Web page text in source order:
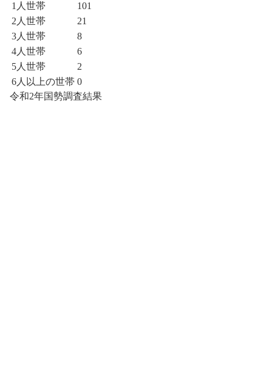
1人世帯
101
2人世帯
21
3人世帯
8
4人世帯
6
5人世帯
2
6人以上の世帯 0
令和2年国勢調査結果